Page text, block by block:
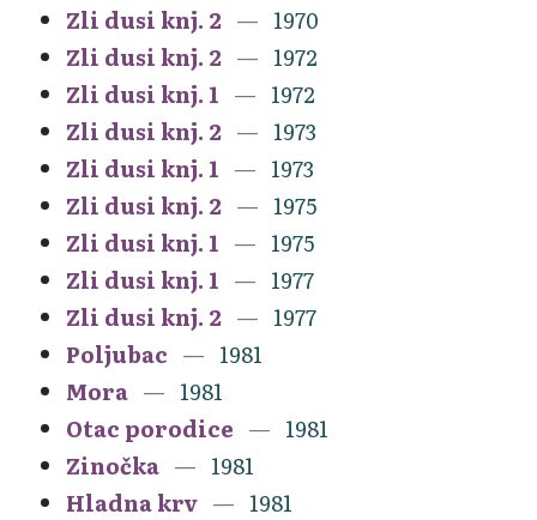
Zli dusi knj. 2
1970
Zli dusi knj. 2
1972
Zli dusi knj. 1
1972
Zli dusi knj. 2
1973
Zli dusi knj. 1
1973
Zli dusi knj. 2
1975
Zli dusi knj. 1
1975
Zli dusi knj. 1
1977
Zli dusi knj. 2
1977
Poljubac
1981
Mora
1981
Otac porodice
1981
Zinočka
1981
Hladna krv
1981